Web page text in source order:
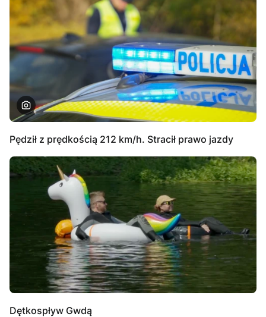
Pędził z prędkością 212 km/h. Stracił prawo jazdy
Dętkospływ Gwdą